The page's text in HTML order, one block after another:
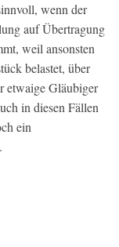
wenn der
auf Übertragung
weil ansonsten
belastet, über
etwaige Gläubiger
in diesen Fällen
ein